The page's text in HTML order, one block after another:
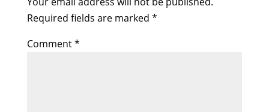
Required fields are marked *
Comment*